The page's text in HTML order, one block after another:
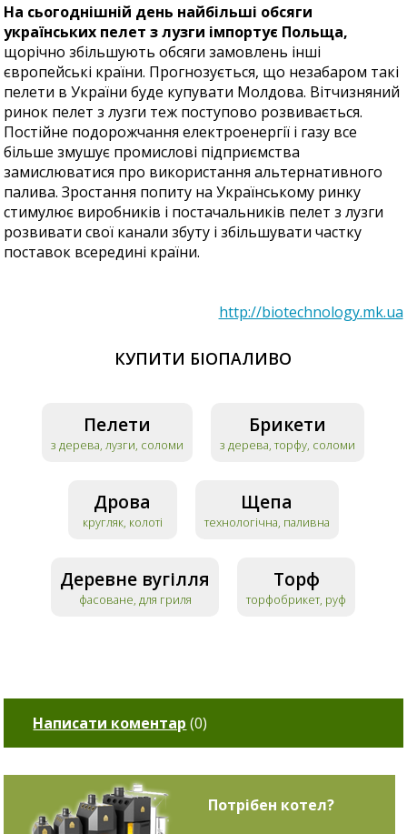
На сьогоднішній день найбільші обсяги
українських пелет з лузги імпортує Польща,
щорічно збільшують обсяги замовлень інші
європейські країни. Прогнозується, що незабаром такі
пелети в України буде купувати Молдова. Вітчизняний
ринок пелет з лузги теж поступово розвивається.
Постійне подорожчання електроенергії і газу все
більше змушує промислові підприємства
замислюватися про використання альтернативного
палива. Зростання попиту на Українському ринку
стимулює виробників і постачальників пелет з лузги
розвивати свої канали збуту і збільшувати частку
поставок всередині країни.
http://biotechnology.mk.ua
КУПИТИ БІОПАЛИВО
Пелети
з дерева, лузги, соломи
Брикети
з дерева, торфу, соломи
Дрова
кругляк, колоті
Щепа
технологічна, паливна
Деревне вугілля
фасоване, для гриля
Торф
торфобрикет, руф
Написати коментар (0)
Потрібен котел?